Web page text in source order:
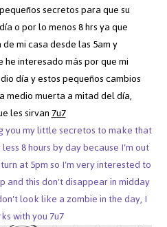
secretos para que su
o por lo menos 8 hrs ya que
mi casa desde las 5am y
interesado más por que mi
día y estos pequeños cambios
medio muerta a mitad del día,
les sirvan7u7
you my little secretos to make that
8 hours by day because I'm out
at 5pm so I'm very interested to
and this don't disappear in midday
look like a zombie in the day, I
with you 7u7